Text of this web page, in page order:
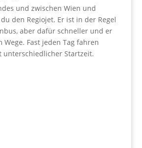
und zwischen Wien und
den Regiojet. Er ist in der Regel
aber dafür schneller und er
Fast jeden Tag fahren
unterschiedlicher Startzeit.